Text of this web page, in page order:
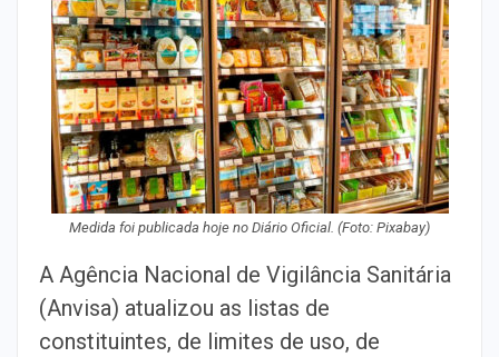
Medida foi publicada hoje no Diário Oficial. (Foto: Pixabay)
A Agência Nacional de Vigilância Sanitária
(Anvisa) atualizou as listas de
constituintes, de limites de uso, de